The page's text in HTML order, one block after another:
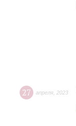
27 апреля 2023